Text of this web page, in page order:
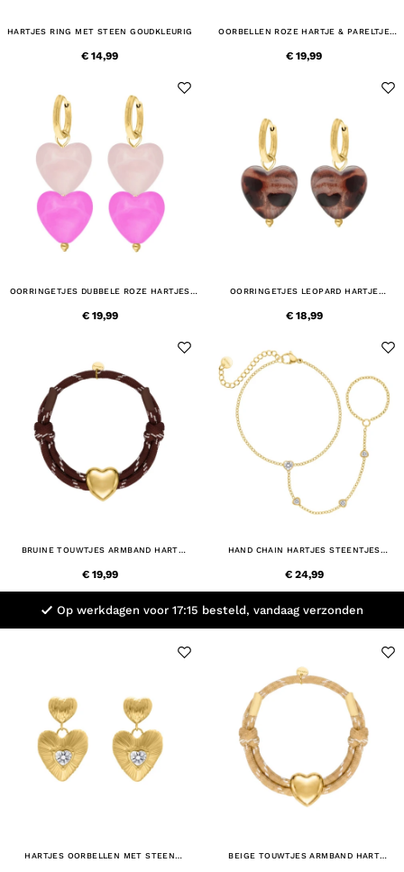
HARTJES RING MET STEEN GOUDKLEURIG
€ 14,99
OORBELLEN ROZE HARTJE & PARELTJE
€ 19,99
OORRINGETJES DUBBELE ROZE HARTJES
€ 19,99
OORRINGETJES LEOPARD HARTJE
€ 18,99
BRUINE TOUWTJES ARMBAND HART
€ 19,99
HAND CHAIN HARTJES STEENTJES
€ 24,99
Op werkdagen voor 17:15 besteld, vandaag verzonden
HARTJES OORBELLEN MET STEEN
BEIGE TOUWTJES ARMBAND HART